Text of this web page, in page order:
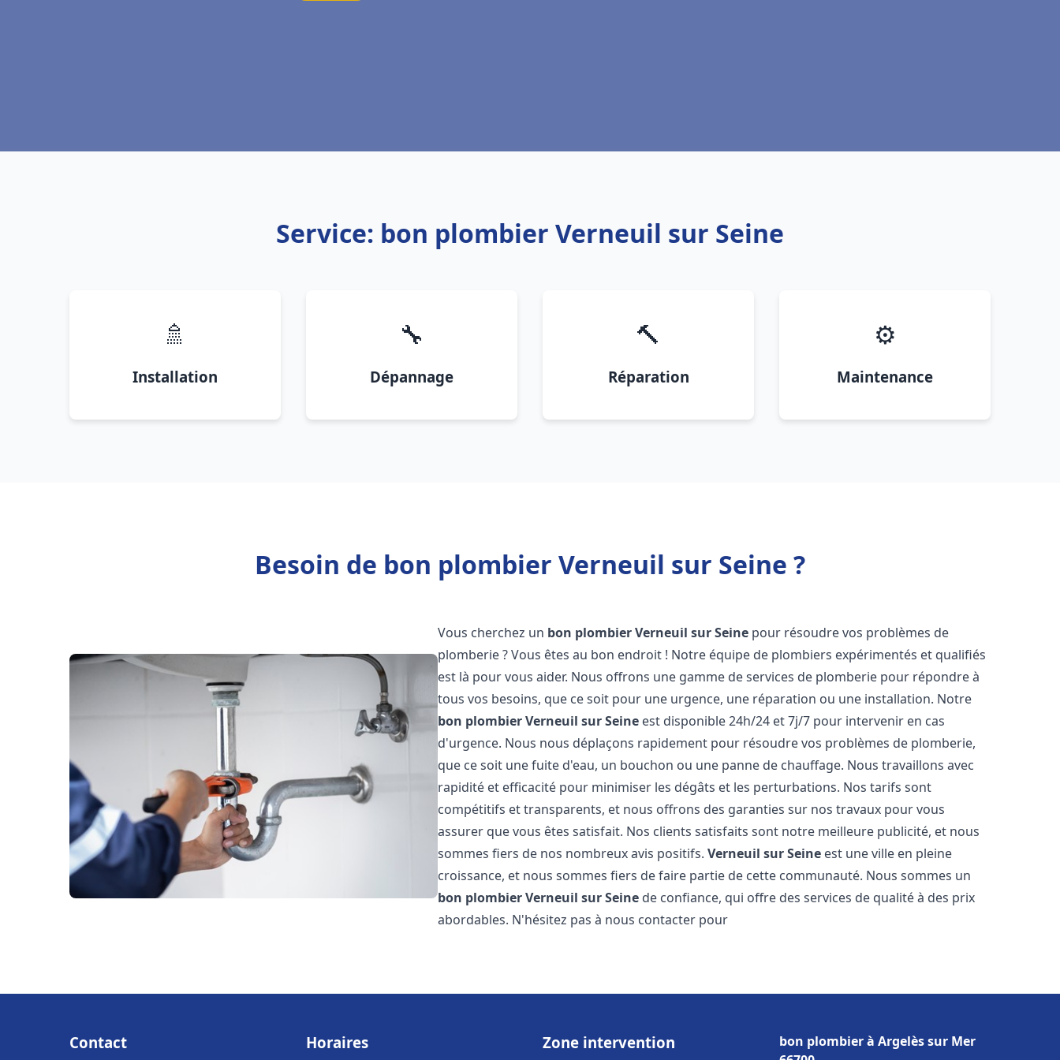
Service: bon plombier Verneuil sur Seine
🚿
Installation
🔧
Dépannage
🔨
Réparation
⚙️
Maintenance
Besoin de bon plombier Verneuil sur Seine ?
Vous cherchez un bon plombierVerneuil sur Seine pour résoudre vos problèmes de
plomberie ? Vous êtes au bon endroit ! Notre équipe de plombiers expérimentés et qualifiés
est là pour vous aider. Nous offrons une gamme de services de plomberie pour répondre à
tous vos besoins, que ce soit pour une urgence, une réparation ou une installation. Notre
bon plombierVerneuil sur Seine est disponible 24h/24 et 7j/7 pour intervenir en cas
d'urgence. Nous nous déplaçons rapidement pour résoudre vos problèmes de plomberie,
que ce soit une fuite d'eau, un bouchon ou une panne de chauffage. Nous travaillons avec
rapidité et efficacité pour minimiser les dégâts et les perturbations. Nos tarifs sont
compétitifs et transparents, et nous offrons des garanties sur nos travaux pour vous
assurer que vous êtes satisfait. Nos clients satisfaits sont notre meilleure publicité, et nous
sommes fiers de nos nombreux avis positifs.Verneuil sur Seine est une ville en pleine
croissance, et nous sommes fiers de faire partie de cette communauté. Nous sommes un
bon plombierVerneuil sur Seine de confiance, qui offre des services de qualité à des prix
abordables. N'hésitez pas à nous contacter pour
Contact Horaires Zone intervention
bon plombier à Argelès sur Mer